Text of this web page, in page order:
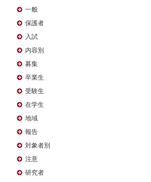
一般
保護者
入試
内容別
募集
卒業生
受験生
在学生
地域
報告
対象者別
注意
研究者